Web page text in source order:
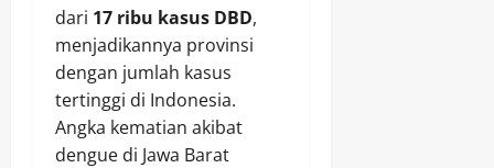
dari 17 ribu kasus DBD,
menjadikannya provinsi
dengan jumlah kasus
tertinggi di Indonesia.
Angka kematian akibat
dengue di Jawa Barat